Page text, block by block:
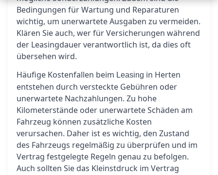
Bedingungen für Wartung und Reparaturen
wichtig, um unerwartete Ausgaben zu vermeiden.
Klären Sie auch, wer für Versicherungen während
der Leasingdauer verantwortlich ist, da dies oft
übersehen wird.
Häufige Kostenfallen beim Leasing in Herten
entstehen durch versteckte Gebühren oder
unerwartete Nachzahlungen. Zu hohe
Kilometerstände oder unerwartete Schäden am
Fahrzeug können zusätzliche Kosten
verursachen. Daher ist es wichtig, den Zustand
des Fahrzeugs regelmäßig zu überprüfen und im
Vertrag festgelegte Regeln genau zu befolgen.
Auch sollten Sie das Kleinstdruck im Vertrag